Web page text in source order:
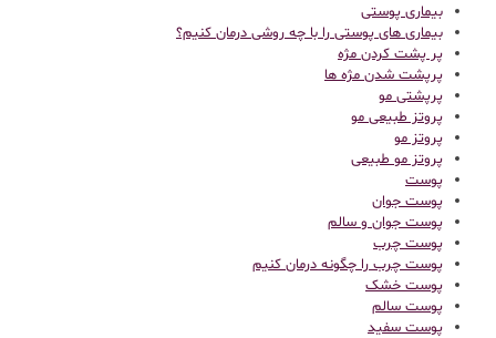
بیماری پوستی
بیماری های پوستی را با چه روشی درمان کنیم؟
پر پشت کردن مژه
پرپشت شدن مژه ها
پرپشتی مو
پروتز طبیعی مو
پروتز مو
پروتز مو طبیعی
پوست
پوست جوان
پوست جوان و سالم
پوست چرب
پوست چرب را چگونه درمان کنیم
پوست خشک
پوست سالم
پوست سفید